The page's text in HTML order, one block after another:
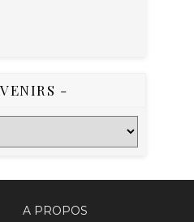
-
A PROPOS